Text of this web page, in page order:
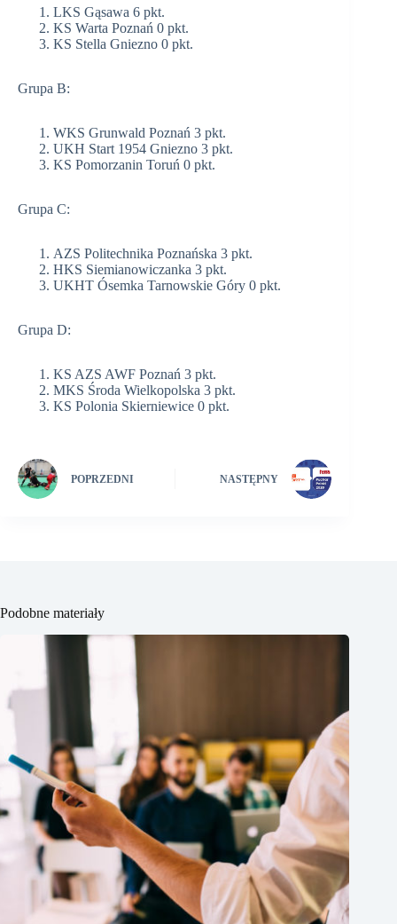
LKS Gąsawa 6 pkt.
KS Warta Poznań 0 pkt.
KS Stella Gniezno 0 pkt.
Grupa B:
WKS Grunwald Poznań 3 pkt.
UKH Start 1954 Gniezno 3 pkt.
KS Pomorzanin Toruń 0 pkt.
Grupa C:
AZS Politechnika Poznańska 3 pkt.
HKS Siemianowiczanka 3 pkt.
UKHT Ósemka Tarnowskie Góry 0 pkt.
Grupa D:
KS AZS AWF Poznań 3 pkt.
MKS Środa Wielkopolska 3 pkt.
KS Polonia Skierniewice 0 pkt.
POPRZEDNI NASTĘPNY
Podobne materiały